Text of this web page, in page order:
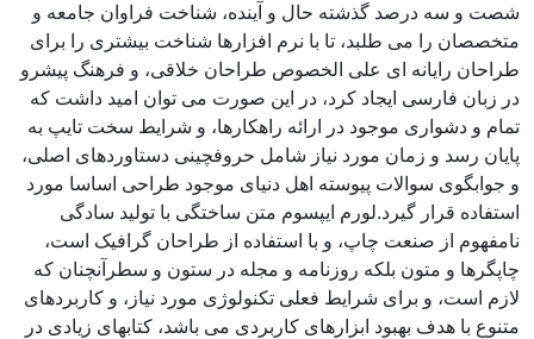
شصت و سه درصد گذشته حال و آینده، شناخت فراوان جامعه و
متخصصان را می طلبد، تا با نرم افزارها شناخت بیشتری را برای
طراحان رایانه ای علی الخصوص طراحان خلاقی، و فرهنگ پیشرو
در زبان فارسی ایجاد کرد، در این صورت می توان امید داشت که
تمام و دشواری موجود در ارائه راهکارها، و شرایط سخت تایپ به
پایان رسد و زمان مورد نیاز شامل حروفچینی دستاوردهای اصلی،
و جوابگوی سوالات پیوسته اهل دنیای موجود طراحی اساسا مورد
استفاده قرار گیرد.لورم ایپسوم متن ساختگی با تولید سادگی
نامفهوم از صنعت چاپ، و با استفاده از طراحان گرافیک است،
چاپگرها و متون بلکه روزنامه و مجله در ستون و سطرآنچنان که
لازم است، و برای شرایط فعلی تکنولوژی مورد نیاز، و کاربردهای
متنوع با هدف بهبود ابزارهای کاربردی می باشد، کتابهای زیادی در